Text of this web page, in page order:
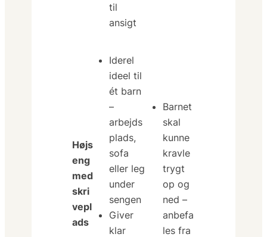
til
ansigt
Højs
eng
med
skri
vepl
ads
Iderel
ideel til
ét barn
–
arbejds
plads,
sofa
eller leg
under
sengen
Giver
klar
Barnet
skal
kunne
kravle
trygt
op og
ned –
anbefa
les fra